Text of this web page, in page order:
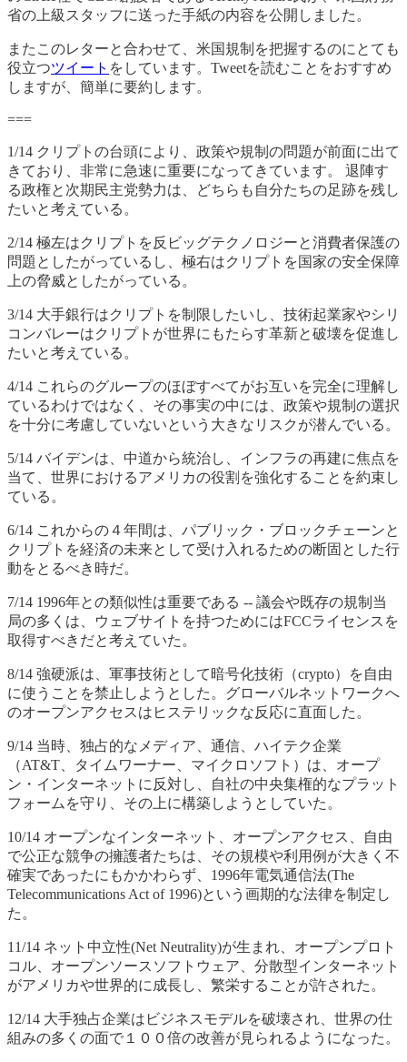
省の上級スタッフに送った手紙の内容を公開しました。
またこのレターと合わせて、米国規制を把握するのにとても
役立つツイート をしています。Tweetを読むことをおすすめ
しますが、簡単に要約します。
===
1/14 クリプトの台頭により、政策や規制の問題が前面に出て
きており、非常に急速に重要になってきています。 退陣す
る政権と次期民主党勢力は、どちらも自分たちの足跡を残し
たいと考えている。
2/14 極左はクリプトを反ビッグテクノロジーと消費者保護の
問題としたがっているし、極右はクリプトを国家の安全保障
上の脅威としたがっている。
3/14 大手銀行はクリプトを制限したいし、技術起業家やシリ
コンバレーはクリプトが世界にもたらす革新と破壊を促進し
たいと考えている。
4/14 これらのグループのほぼすべてがお互いを完全に理解し
ているわけではなく、その事実の中には、政策や規制の選択
を十分に考慮していないという大きなリスクが潜んでいる。
5/14 バイデンは、中道から統治し、インフラの再建に焦点を
当て、世界におけるアメリカの役割を強化することを約束し
ている。
6/14 これからの４年間は、パブリック・ブロックチェーンと
クリプトを経済の未来として受け入れるための断固とした行
動をとるべき時だ。
7/14 1996年との類似性は重要である -- 議会や既存の規制当
局の多くは、ウェブサイトを持つためにはFCCライセンスを
取得すべきだと考えていた。
8/14 強硬派は、軍事技術として暗号化技術（crypto）を自由
に使うことを禁止しようとした。グローバルネットワークへ
のオープンアクセスはヒステリックな反応に直面した。
9/14 当時、独占的なメディア、通信、ハイテク企業
（AT&T、タイムワーナー、マイクロソフト）は、オープ
ン・インターネットに反対し、自社の中央集権的なプラット
フォームを守り、その上に構築しようとしていた。
10/14 オープンなインターネット、オープンアクセス、自由
で公正な競争の擁護者たちは、その規模や利用例が大きく不
確実であったにもかかわらず、1996年電気通信法(The
Telecommunications Act of 1996)という画期的な法律を制定し
た。
11/14 ネット中立性(Net Neutrality)が生まれ、オープンプロト
コル、オープンソースソフトウェア、分散型インターネット
がアメリカや世界的に成長し、繁栄することが許された。
12/14 大手独占企業はビジネスモデルを破壊され、世界の仕
組みの多くの面で１００倍の改善が見られるようになった。